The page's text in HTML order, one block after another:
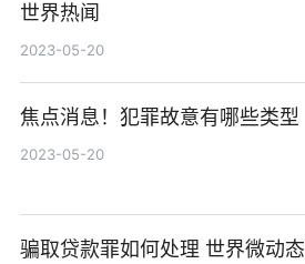
世界热闻
2023-05-20
焦点消息！犯罪故意有哪些类型
2023-05-20
骗取贷款罪如何处理 世界微动态